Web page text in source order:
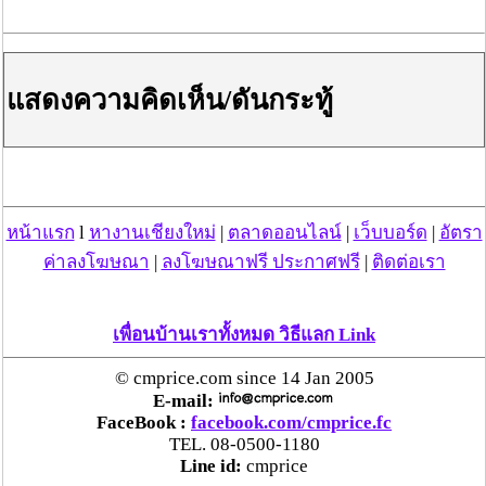
วันที่ 24 ส.ค. 67 07:53:37 , ดู 102 ครั้ง
ชื่นชม ตำรวจแม่ทาลำพูน ช่วยสาวลำพูนเหยื่อมิจฯ
หวิดสูญเงินเกือบสองแสน โชคดีรู้ตัวเร็ว! รีบแจ้งตร.
ประสาน สตช.สายด่วน 1441 อายัดบัญชี-ตามเงินได้
ตร.สภ.เมืองลำพูน ยึดยาบ้ากว่า 700 เม็ด หลังชาว
แสดงความคิดเห็น/ดันกระทู้
หน้าแรก l หางานเชียงใหม่ | ตลาดออนไลน์| เว็บบอร์ด | อัตรา
ค่าลงโฆษณา | ลงโฆษณาฟรี ประกาศฟรี| ติดต่อเรา
เพื่อนบ้านเราทั้งหมด วิธีแลก Link
© cmprice.com since 14 Jan 2005
E-mail:
FaceBook : facebook.com/cmprice.fc
TEL. 08-0500-1180
Line id: cmprice